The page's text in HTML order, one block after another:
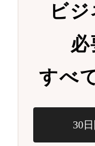
ビ
すべ
30